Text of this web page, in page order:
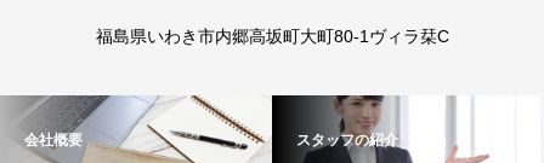
福島県いわき市内郷高坂町大町80-1ヴィラ栞C
会社概要 スタッフの紹介